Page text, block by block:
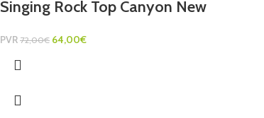
Singing Rock Top Canyon New
PVR 72,00€ 64,00€